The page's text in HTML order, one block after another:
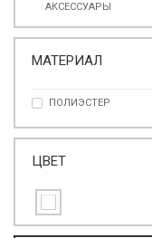
АКСЕССУАРЫ
МАТЕРИАЛ
ПОЛИЭСТЕР
ЦВЕТ